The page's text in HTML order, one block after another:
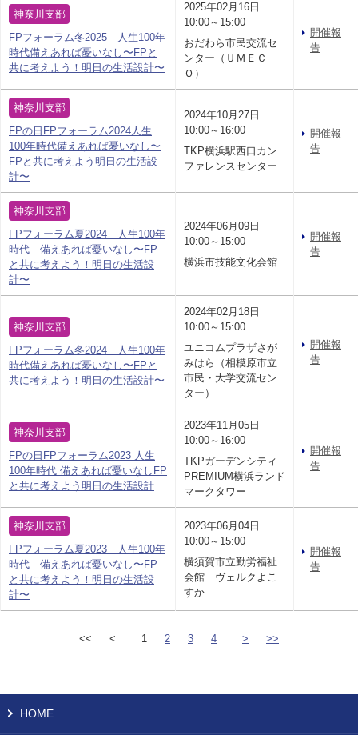
神奈川支部
FPフォーラム冬2025 人生100年
時代備えあれば憂いなし〜FPと
共に考えよう！明日の生活設計〜
2025年02月16日
10:00～15:00
おだわら市民交流セ
ンター（ＵＭＥＣ
Ｏ）
開催報
告
神奈川支部
FPの日FPフォーラム2024人生
100年時代備えあれば憂いなし〜
FPと共に考えよう明日の生活設
計〜
2024年10月27日
10:00～16:00
TKP横浜駅西口カン
ファレンスセンター
開催報
告
神奈川支部
FPフォーラム夏2024 人生100年
時代 備えあれば憂いなし〜FP
と共に考えよう！明日の生活設
計〜
2024年06月09日
10:00～15:00
横浜市技能文化会館
開催報
告
神奈川支部
FPフォーラム冬2024 人生100年
時代備えあれば憂いなし〜FPと
共に考えよう！明日の生活設計〜
2024年02月18日
10:00～15:00
ユニコムプラザさが
みはら（相模原市立
市民・大学交流セン
ター）
開催報
告
神奈川支部
FPの日FPフォーラム2023 人生
100年時代 備えあれば憂いなしFP
と共に考えよう明日の生活設計
2023年11月05日
10:00～16:00
TKPガーデンシティ
PREMIUM横浜ランド
マークタワー
開催報
告
神奈川支部
FPフォーラム夏2023 人生100年
時代 備えあれば憂いなし〜FP
と共に考えよう！明日の生活設
計〜
2023年06月04日
10:00～15:00
横須賀市立勤労福祉
会館 ヴェルクよこ
すか
開催報
告
<< < 1 2 3 4 > >>
HOME